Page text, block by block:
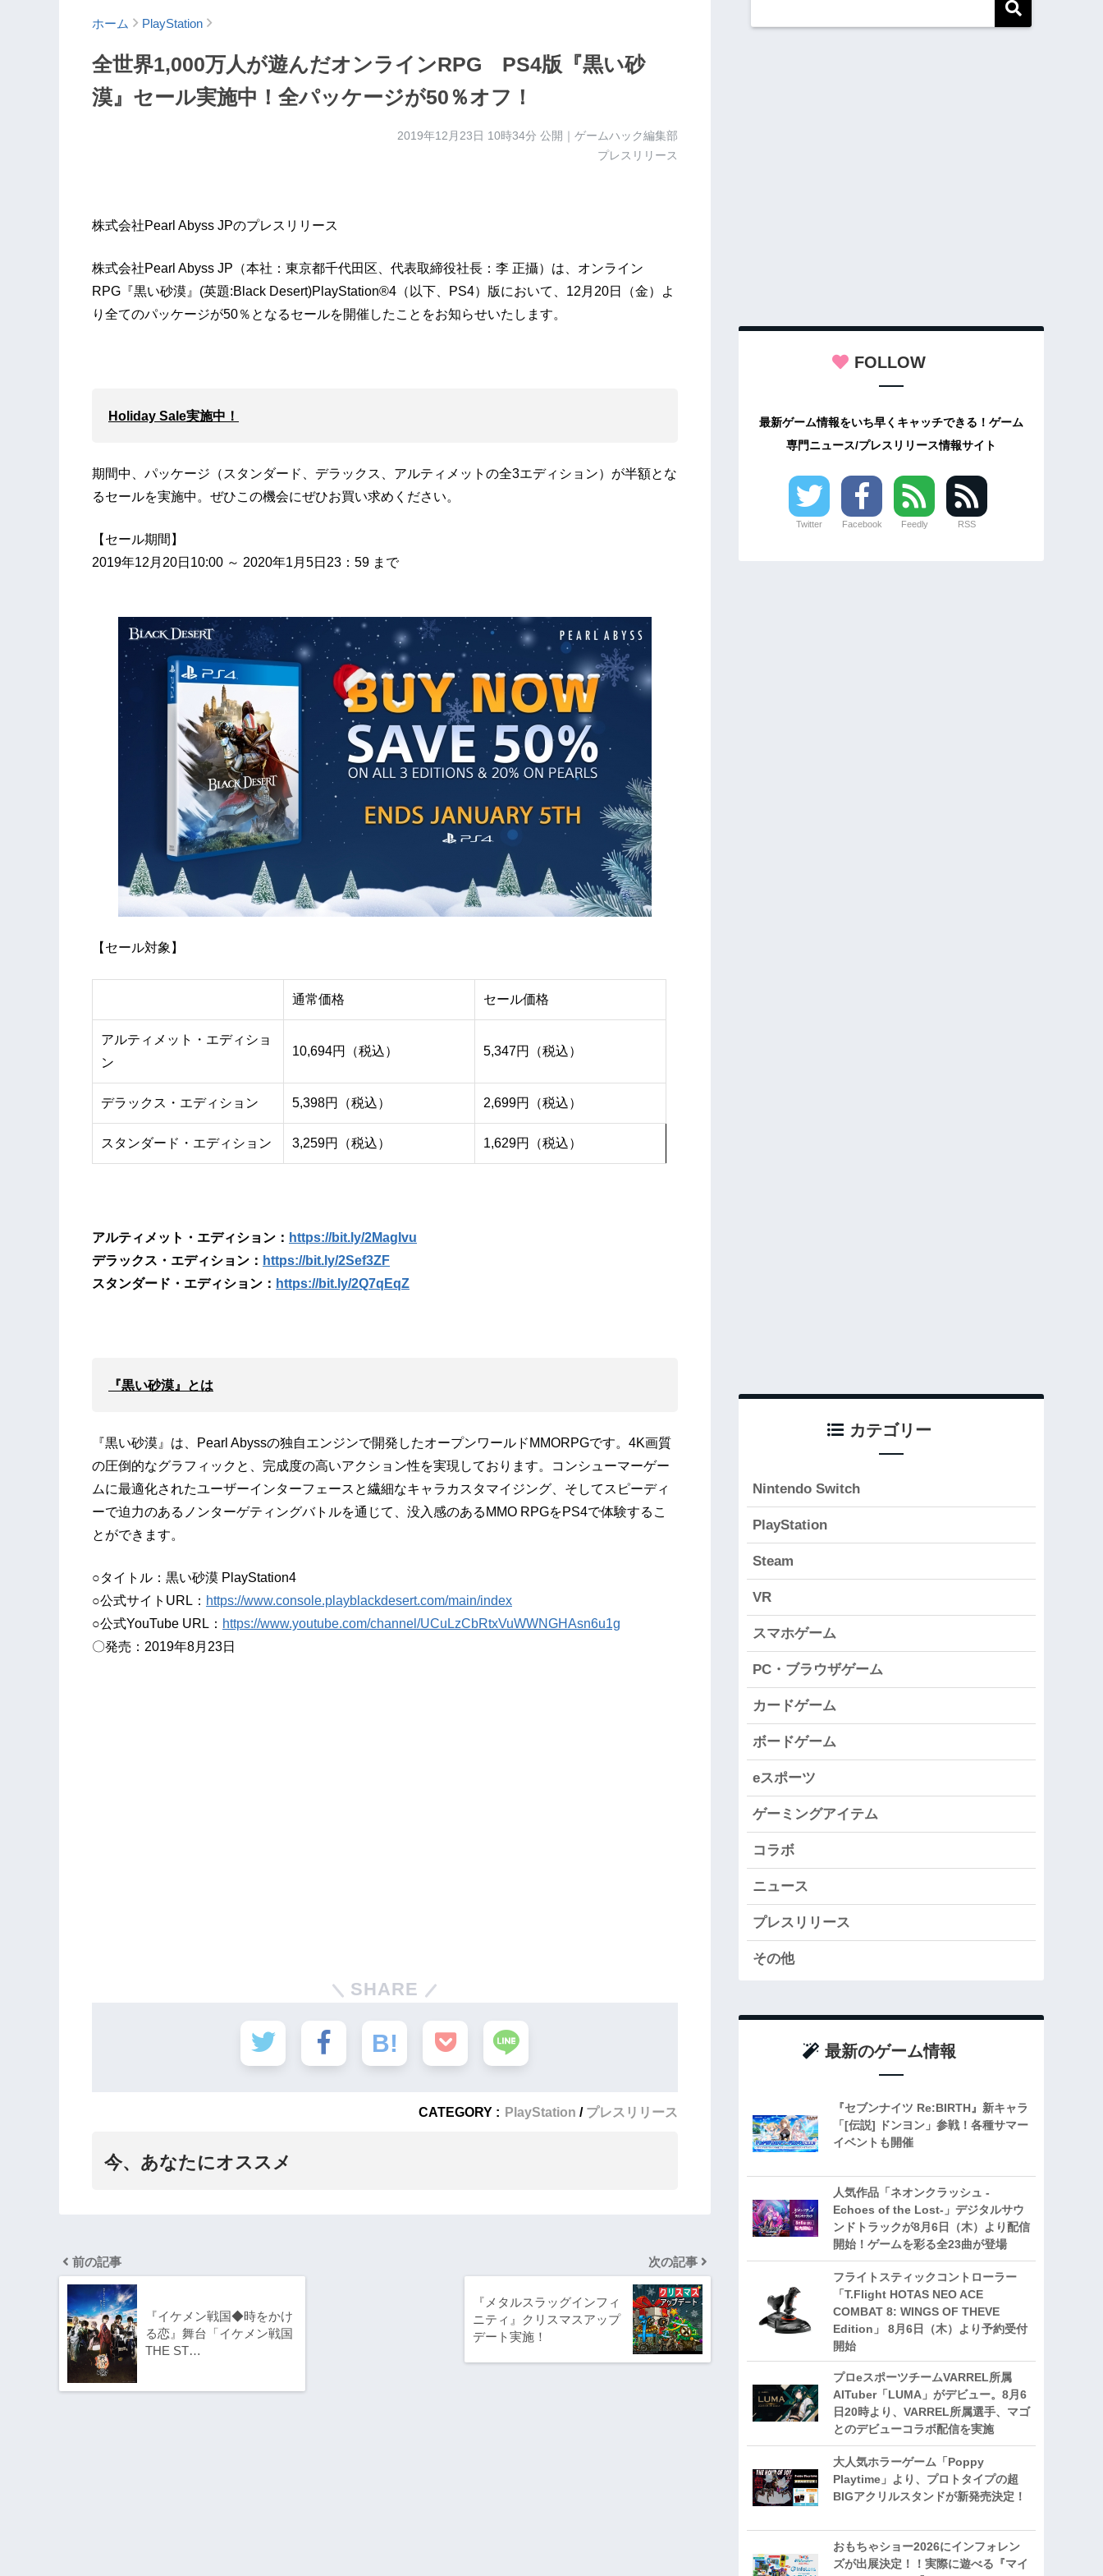
ホーム PlayStation
全世界1,000万人が遊んだオンラインRPG PS4版『黒い砂
漠』セール実施中！全パッケージが50％オフ！
2019年12月23日 10時34分 公開｜ゲームハック編集部
プレスリリース
株式会社Pearl Abyss JPのプレスリリース
株式会社Pearl Abyss JP（本社：東京都千代田区、代表取締役社長：李 正攝）は、オンライン
RPG『黒い砂漠』(英題:Black Desert)PlayStation®4（以下、PS4）版において、12月20日（金）よ
り全てのパッケージが50％となるセールを開催したことをお知らせいたします。
Holiday Sale実施中！
期間中、パッケージ（スタンダード、デラックス、アルティメットの全3エディション）が半額とな
るセールを実施中。ぜひこの機会にぜひお買い求めください。
【セール期間】
2019年12月20日10:00 ～ 2020年1月5日23：59 まで
【セール対象】
通常価格 セール価格
アルティメット・エディショ
ン
10,694円（税込） 5,347円（税込）
デラックス・エディション 5,398円（税込） 2,699円（税込）
スタンダード・エディション 3,259円（税込） 1,629円（税込）
アルティメット・エディション： https://bit.ly/2MagIvu
デラックス・エディション： https://bit.ly/2Sef3ZF
スタンダード・エディション： https://bit.ly/2Q7qEqZ
『黒い砂漠』とは
『黒い砂漠』は、Pearl Abyssの独自エンジンで開発したオープンワールドMMORPGです。4K画質
の圧倒的なグラフィックと、完成度の高いアクション性を実現しております。コンシューマーゲー
ムに最適化されたユーザーインターフェースと繊細なキャラカスタマイジング、そしてスピーディ
ーで迫力のあるノンターゲティングバトルを通じて、没入感のあるMMO RPGをPS4で体験するこ
とができます。
○タイトル：黒い砂漠 PlayStation4
○公式サイトURL： https://www.console.playblackdesert.com/main/index
○公式YouTube URL： https://www.youtube.com/channel/UCuLzCbRtxVuWWNGHAsn6u1g
〇発売：2019年8月23日
SHARE
CATEGORY : PlayStation プレスリリース
今、あなたにオススメ
前の記事
『イケメン戦国◆時をかけ
る恋』舞台「イケメン戦国
THE ST…
次の記事
『メタルスラッグインフィ
ニティ』クリスマスアップ
デート実施！
FOLLOW
最新ゲーム情報をいち早くキャッチできる！ゲーム
専門ニュース/プレスリリース情報サイト
Twitter Facebook Feedly RSS
カテゴリー
Nintendo Switch
PlayStation
Steam
VR
スマホゲーム
PC・ブラウザゲーム
カードゲーム
ボードゲーム
eスポーツ
ゲーミングアイテム
コラボ
ニュース
プレスリリース
その他
最新のゲーム情報
『セブンナイツ Re:BIRTH』新キャラ
「[伝説] ドンヨン」参戦！各種サマー
イベントも開催
人気作品「ネオンクラッシュ -
Echoes of the Lost-」デジタルサウ
ンドトラックが8月6日（木）より配信
開始！ゲームを彩る全23曲が登場
フライトスティックコントローラー
「T.Flight HOTAS NEO ACE
COMBAT 8: WINGS OF THEVE
Edition」 8月6日（木）より予約受付
開始
プロeスポーツチームVARREL所属
AITuber「LUMA」がデビュー。8月6
日20時より、VARREL所属選手、マゴ
とのデビューコラボ配信を実施
大人気ホラーゲーム「Poppy
Playtime」より、プロトタイプの超
BIGアクリルスタンドが新発売決定！
おもちゃショー2026にインフォレン
ズが出展決定！！実際に遊べる『マイ